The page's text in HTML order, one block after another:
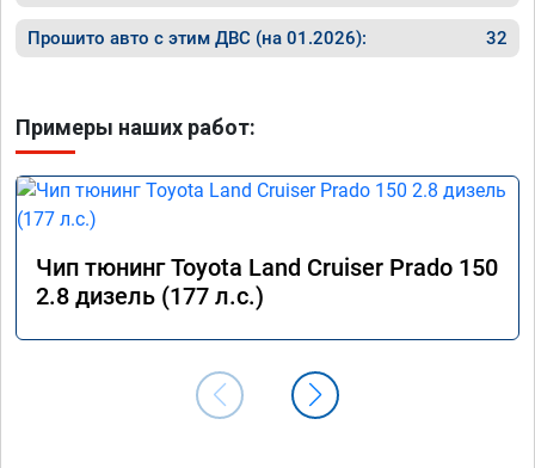
Прошито авто с этим ДВС (на 01.2026): 32
Примеры наших работ:
Чип тюнинг Toyota Land Cruiser Prado 150
2.8 дизель (177 л.с.)